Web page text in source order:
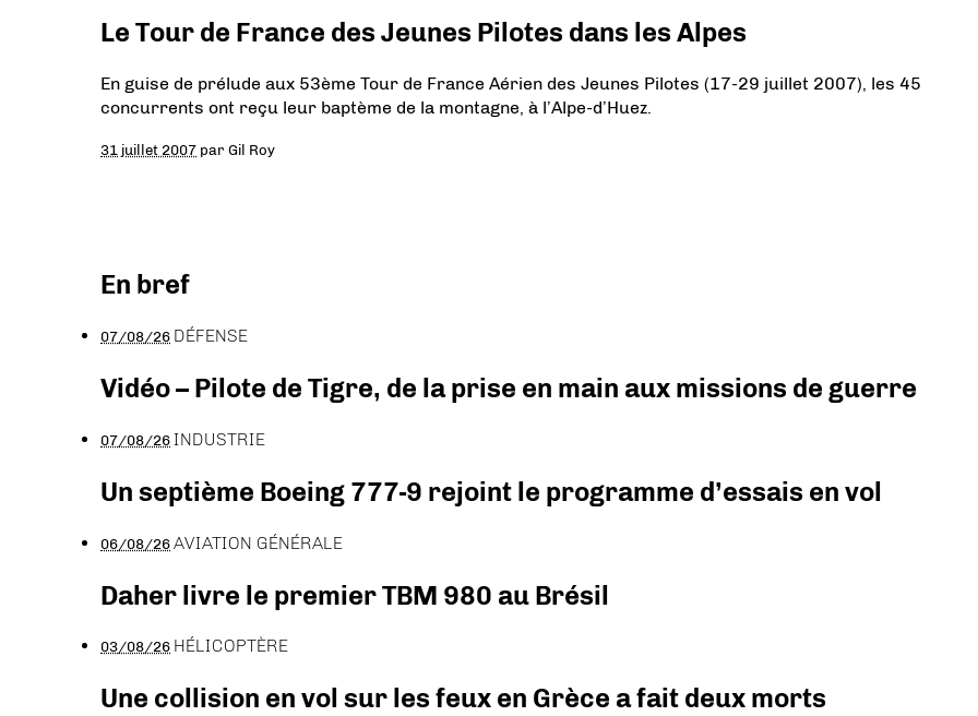
Le Tour de France des Jeunes Pilotes dans les Alpes
En guise de prélude aux 53ème Tour de France Aérien des Jeunes Pilotes (17-29 juillet 2007), les 45
concurrents ont reçu leur baptème de la montagne, à l’Alpe-d’Huez.
31 juillet 2007 parGil Roy
En bref
07/08/26 DÉFENSE
Vidéo – Pilote de Tigre, de la prise en main aux missions de guerre
07/08/26INDUSTRIE
Un septième Boeing 777-9 rejoint le programme d’essais en vol
06/08/26AVIATION GÉNÉRALE
Daher livre le premier TBM 980 au Brésil
03/08/26 HÉLICOPTÈRE
Une collision en vol sur les feux en Grèce a fait deux morts